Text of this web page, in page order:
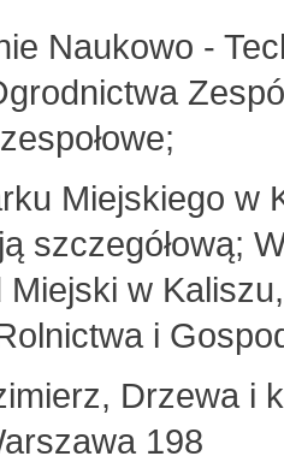
Naukowo -
Miejskiego w
szczegółową;
w
i
Drzewa i
198